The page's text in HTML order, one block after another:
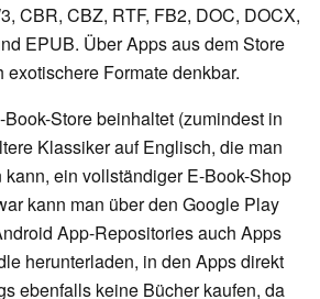
CBR, CBZ, RTF, FB2, DOC, DOCX,
EPUB. Über Apps aus dem Store
Formate denkbar.
Store beinhaltet (zumindest in
Klassiker auf Englisch, die man
ein vollständiger E-Book-Shop
kann man über den Google Play
App-Repositories auch Apps
herunterladen, in den Apps direkt
ebenfalls keine Bücher kaufen, da